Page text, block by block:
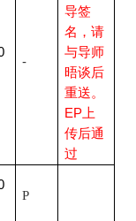
-
导签
名，请
与导师
晤谈后
重送。
EP上
传后通
过
P